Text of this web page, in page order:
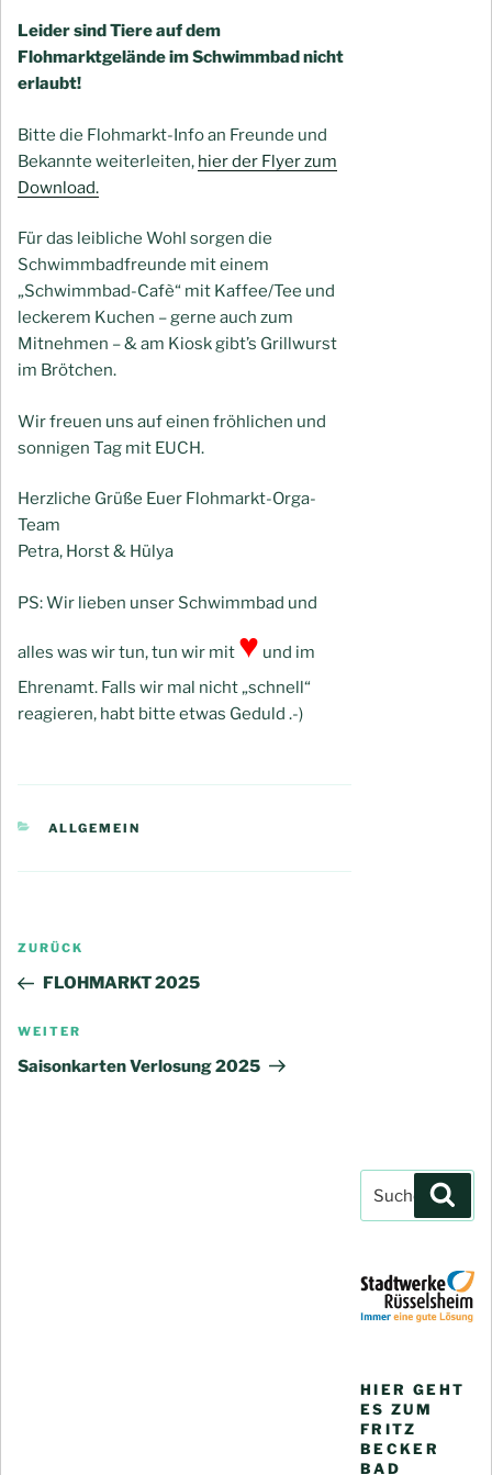
Leider sind Tiere auf dem
Flohmarktgelände im Schwimmbad nicht
erlaubt!
Bitte die Flohmarkt-Info an Freunde und
Bekannte weiterleiten, hier der Flyer zum
Download.
Für das leibliche Wohl sorgen die
Schwimmbadfreunde mit einem
„Schwimmbad-Cafè“ mit Kaffee/Tee und
leckerem Kuchen – gerne auch zum
Mitnehmen – & am Kiosk gibt’s Grillwurst
im Brötchen.
Wir freuen uns auf einen fröhlichen und
sonnigen Tag mit EUCH.
Herzliche Grüße Euer Flohmarkt-Orga-
Team
Petra, Horst & Hülya
PS: Wir lieben unser Schwimmbad und
alles was wir tun, tun wir mit ♥ und im
Ehrenamt. Falls wir mal nicht „schnell“
reagieren, habt bitte etwas Geduld .-)
KATEGORIEN
ALLGEMEIN
Beitragsnavigation
Vorheriger
Beitrag
ZURÜCK
FLOHMARKT 2025
Nächster
Beitrag
WEITER
Saisonkarten Verlosung 2025
Suchen
nach:
HIER GEHT
ES ZUM
FRITZ
BECKER
BAD